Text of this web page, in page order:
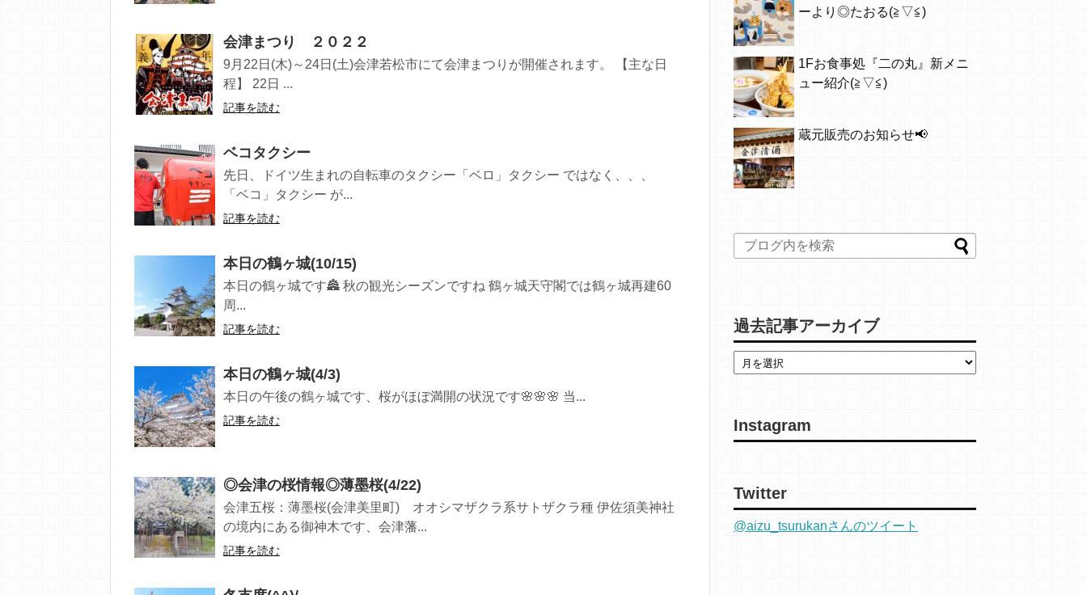
会津まつり ２０２２
9月22日(木)～24日(土)会津若松市にて会津まつりが開催されます。 【主な日
程】 22日 ...
記事を読む
ベコタクシー
先日、ドイツ生まれの自転車のタクシー「ベロ」タクシー ではなく、、、
「ベコ」タクシー が...
記事を読む
本日の鶴ヶ城(10/15)
本日の鶴ヶ城です🏯 秋の観光シーズンですね 鶴ヶ城天守閣では鶴ヶ城再建60
周...
記事を読む
本日の鶴ヶ城(4/3)
本日の午後の鶴ヶ城です、桜がほぼ満開の状況です🌸🌸🌸 当...
記事を読む
◎会津の桜情報◎薄墨桜(4/22)
会津五桜：薄墨桜(会津美里町) オオシマザクラ系サトザクラ種 伊佐須美神社
の境内にある御神木です、会津藩...
記事を読む
ーより◎たおる(≧▽≦)
1Fお食事処『二の丸』新メニ
ュー紹介(≧▽≦)
蔵元販売のお知らせ📢
過去記事アーカイブ
Instagram
Twitter
@aizu_tsurukanさんのツイート